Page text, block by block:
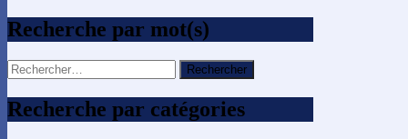
Recherche par mot(s)
Rechercher :
Recherche par catégories